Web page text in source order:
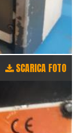
SCARICA FOTO